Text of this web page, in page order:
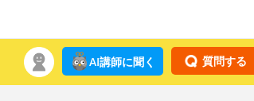
質問する
AI講師に聞く